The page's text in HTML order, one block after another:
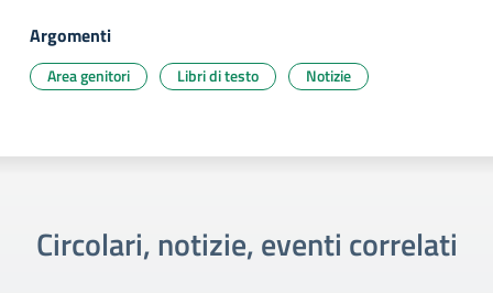
Argomenti
Area genitori Libri di testo Notizie
Circolari, notizie, eventi correlati